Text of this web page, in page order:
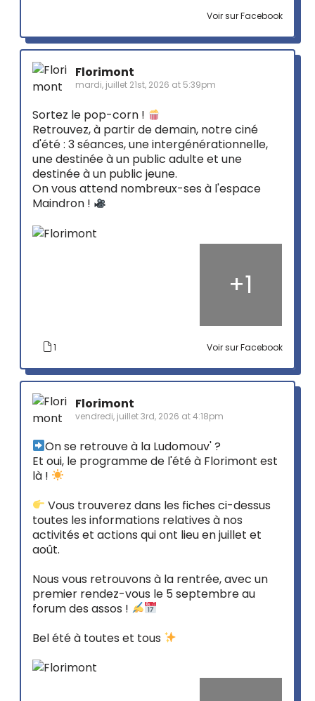
Voir sur Facebook
Florimont
mardi, juillet 21st, 2026 at 5:39pm
Sortez le pop-corn !
Retrouvez, à partir de demain, notre ciné
d'été : 3 séances, une intergénérationnelle,
une destinée à un public adulte et une
destinée à un public jeune.
On vous attend nombreux-ses à l'espace
Maindron !
+1
1 Voir sur Facebook
Florimont
vendredi, juillet 3rd, 2026 at 4:18pm
On se retrouve à la Ludomouv' ?
Et oui, le programme de l'été à Florimont est
là !
Vous trouverez dans les fiches ci-dessus
toutes les informations relatives à nos
activités et actions qui ont lieu en juillet et
août.
Nous vous retrouvons à la rentrée, avec un
premier rendez-vous le 5 septembre au
forum des assos !
Bel été à toutes et tous